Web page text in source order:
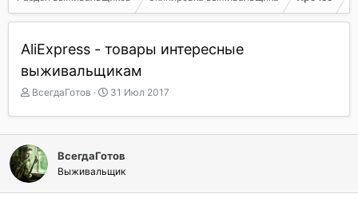
AliExpress - товары интересные
выживальщикам
А
т
о
р
т
е
м
ВсегдаГотов
Д
т
а
а
ч
а
31 Июл 2017
ВсегдаГотов
Выживальщик